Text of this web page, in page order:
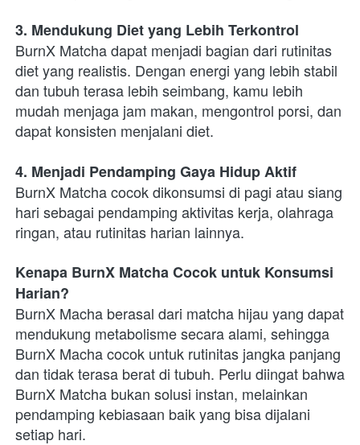
3. Mendukung Diet yang Lebih Terkontrol
BurnX Matcha dapat menjadi bagian dari rutinitas
diet yang realistis. Dengan energi yang lebih stabil
dan tubuh terasa lebih seimbang, kamu lebih
mudah menjaga jam makan, mengontrol porsi, dan
dapat konsisten menjalani diet.
4. Menjadi Pendamping Gaya Hidup Aktif
BurnX Matcha cocok dikonsumsi di pagi atau siang
hari sebagai pendamping aktivitas kerja, olahraga
ringan, atau rutinitas harian lainnya.
Kenapa BurnX Matcha Cocok untuk Konsumsi
Harian?
BurnX Macha berasal dari matcha hijau yang dapat
mendukung metabolisme secara alami, sehingga
BurnX Macha cocok untuk rutinitas jangka panjang
dan tidak terasa berat di tubuh. Perlu diingat bahwa
BurnX Matcha bukan solusi instan, melainkan
pendamping kebiasaan baik yang bisa dijalani
setiap hari.